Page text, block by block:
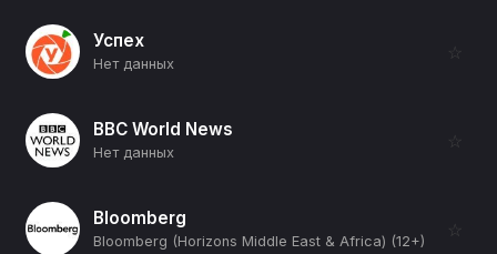
Успех
Нет данных
☆
BBC World News
Нет данных
☆
Bloomberg
Bloomberg (Horizons Middle East & Africa) (12+)
☆